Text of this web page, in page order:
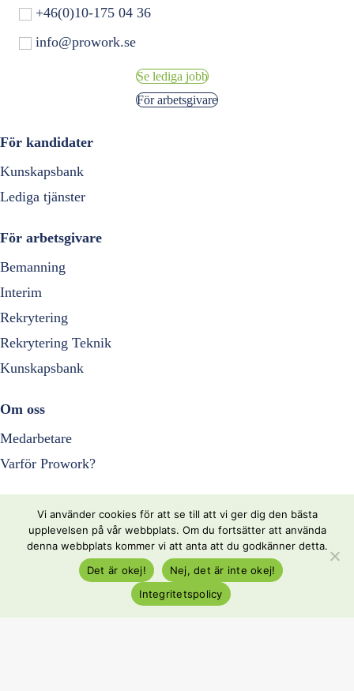
+46(0)10-175 04 36
info@prowork.se
Se lediga jobb
För arbetsgivare
För kandidater
Kunskapsbank
Lediga tjänster
För arbetsgivare
Bemanning
Interim
Rekrytering
Rekrytering Teknik
Kunskapsbank
Om oss
Medarbetare
Varför Prowork?
Nyheter
Vi använder cookies för att se till att vi ger dig den bästa
upplevelsen på vår webbplats. Om du fortsätter att använda
denna webbplats kommer vi att anta att du godkänner detta.
Det är okej!
Nej, det är inte okej!
Integritetspolicy